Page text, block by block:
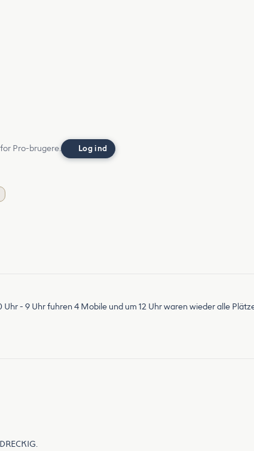
Pro-brugere. Log ind
- 9 Uhr fuhren 4 Mobile und um 12 Uhr waren wieder alle